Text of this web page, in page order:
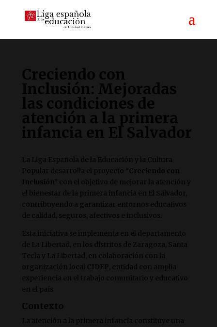
Creciendo con
Inclusión: Mejoradas
las condiciones de
atención a la primera
infancia en El Salvador
La Liga Española de la Educación y la Cultura
Popular desarrolla el proyecto “Creciendo con
Inclusión”
con el objetivo de mejorar la atención y
el bienestar de la primera infancia en El Salvador,
contribuyendo a garantizar entornos educativos
de calidad, seguros, afectivos e inclusivos.
Esta iniciativa se implementa en el departamento
de La Libertad, en los distritos de Zaragoza, Santa
Tecla y La Libertad, en colaboración con la
organización local CIDEP , entidad con amplia
experiencia en el trabajo comunitario y educativo
en el país
Contexto
La atención a la primera infancia constituye una